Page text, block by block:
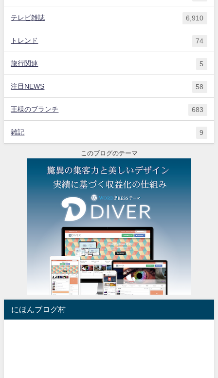
テレビ雑誌 6,910
トレンド 74
旅行関連 5
注目NEWS 58
王様のブランチ 683
雑記 9
このブログのテーマ
にほんブログ村